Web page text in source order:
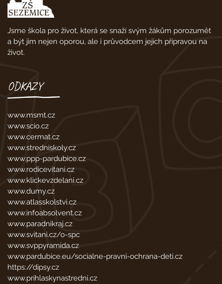
Jsme škola pro život, která se snaží svým žákům porozumět
a být jim nejen oporou, ale i průvodcem jejich přípravou na
život.
ODKAZY
www.msmt.cz
www.scio.cz
www.cermat.cz
www.stredniskoly.cz
www.ppp-pardubice.cz
www.rodicevitani.cz
www.klickevzdelani.cz
www.dumy.cz
www.atlasskolstvi.cz
www.infoabsolvent.cz
www.paradnikraj.cz
www.svitani.cz/o-spc
www.svppyramida.cz
www.pardubice.eu/socialne-pravni-ochrana-deti.cz
https://dipsy.cz
www.prihlaskynastredni.cz